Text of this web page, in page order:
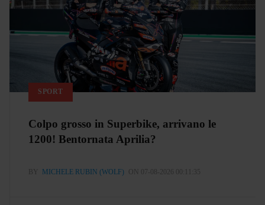
SPORT
Colpo grosso in Superbike, arrivano le
1200! Bentornata Aprilia?
BY MICHELE RUBIN (WOLF) ON 07-08-2026 00:11:35